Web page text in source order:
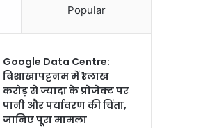
Popular
Google Data Centre:
विशाखापट्टनम में ₹1 लाख
करोड़ से ज्यादा के प्रोजेक्ट पर
पानी और पर्यावरण की चिंता,
जानिए पूरा मामला